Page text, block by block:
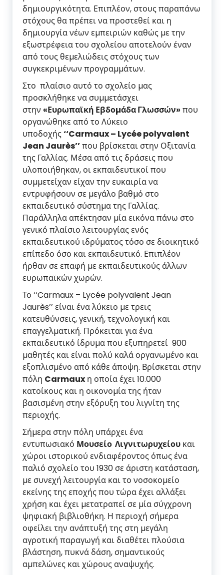
δηµιουργικότητα. Επιπλέον, στους παραπάνω
στόχους θα πρέπει να προστεθεί και η
δηµιουργία νέων εµπειριών καθώς µε την
εξωστρέφεια του σχολείου αποτελούν έναν
από τους θεµελιώδεις στόχους των
συγκεκριµένων προγραµµάτων.
Στο πλαίσιο αυτό το σχολείο µας
προσκλήθηκε να συµµετάσχει
στην «Ευρωπαϊκή Εβδοµάδα Γλωσσών» που
οργανώθηκε από το Λύκειο
υποδοχής‘‘Carmaux – Lycée polyvalent
Jean Jaurès’’που βρίσκεται στην Οξιτανία
της Γαλλίας. Μέσα από τις δράσεις που
υλοποιήθηκαν, οι εκπαιδευτικοί που
συµµετείχαν είχαν την ευκαιρία να
εντρυφήσουν σε µεγάλο βαθµό στο
εκπαιδευτικό σύστηµα της Γαλλίας.
Παράλληλα απέκτησαν µία εικόνα πάνω στο
γενικό πλαίσιο λειτουργίας ενός
εκπαιδευτικού ιδρύµατος τόσο σε διοικητικό
επίπεδο όσο και εκπαιδευτικό. Επιπλέον
ήρθαν σε επαφή µε εκπαιδευτικούς άλλων
ευρωπαϊκών χωρών.
Το ‘‘Carmaux – Lycée polyvalent Jean
Jaurès’’ είναι ένα λύκειο µε τρεις
κατευθύνσεις, γενική, τεχνολογική και
επαγγελµατική. Πρόκειται για ένα
εκπαιδευτικό ίδρυµα που εξυπηρετεί 900
µαθητές και είναι πολύ καλά οργανωµένο και
εξοπλισµένο από κάθε άποψη. Βρίσκεται στην
πόλη Carmaux η οποία έχει 10.000
κατοίκους και η οικονοµία της ήταν
βασισµένη στην εξόρυξη του λιγνίτη της
περιοχής.
Σήµερα στην πόλη υπάρχει ένα
εντυπωσιακό Μουσείο Λιγνιτωρυχείου και
χώροι ιστορικού ενδιαφέροντος όπως ένα
παλιό σχολείο του 1930 σε άριστη κατάσταση,
µε συνεχή λειτουργία και το νοσοκοµείο
εκείνης της εποχής που τώρα έχει αλλάξει
χρήση και έχει µετατραπεί σε µία σύγχρονη
ψηφιακή βιβλιοθήκη. Η περιοχή σήµερα
οφείλει την ανάπτυξή της στη µεγάλη
αγροτική παραγωγή και διαθέτει πλούσια
βλάστηση, πυκνά δάση, σηµαντικούς
αµπελώνες και χώρους αναψυχής.